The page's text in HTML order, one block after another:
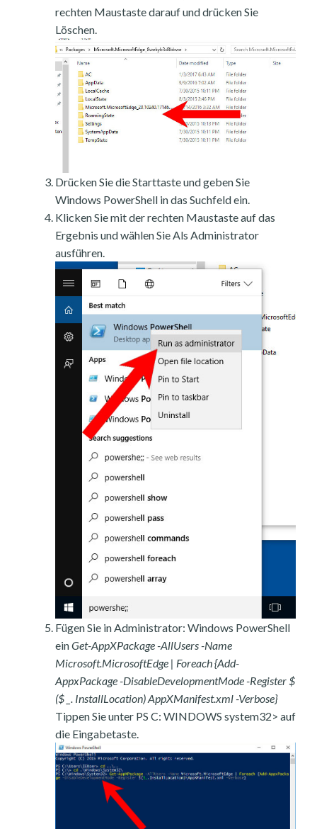
rechten Maustaste darauf und drücken Sie
Löschen.
Drücken Sie die Starttaste und geben Sie
Windows PowerShell in das Suchfeld ein.
Klicken Sie mit der rechten Maustaste auf das
Ergebnis und wählen Sie Als Administrator
ausführen.
Fügen Sie in Administrator: Windows PowerShell
einGet-AppXPackage -AllUsers -Name
Microsoft.MicrosoftEdge | Foreach {Add-
AppxPackage -DisableDevelopmentMode -Register $
($ _. InstallLocation) AppXManifest.xml -Verbose}
Tippen Sie unter PS C: WINDOWS system32> auf
die Eingabetaste.